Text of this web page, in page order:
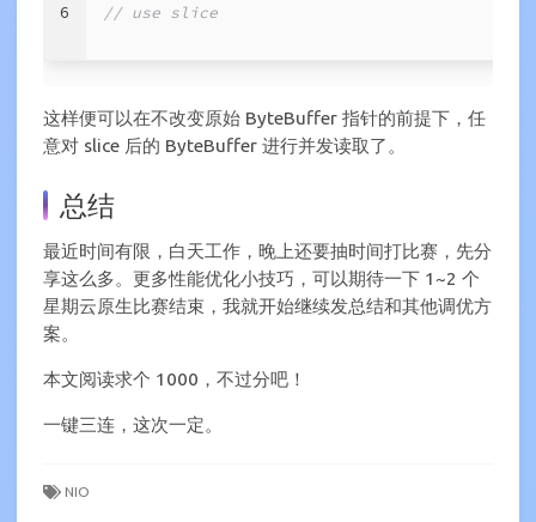
6 // use slice
这样便可以在不改变原始 ByteBuffer 指针的前提下，任
意对 slice 后的 ByteBuffer 进行并发读取了。
总结
最近时间有限，白天工作，晚上还要抽时间打比赛，先分
享这么多。更多性能优化小技巧，可以期待一下 1~2 个
星期云原生比赛结束，我就开始继续发总结和其他调优方
案。
本文阅读求个 1000，不过分吧！
一键三连，这次一定。
NIO